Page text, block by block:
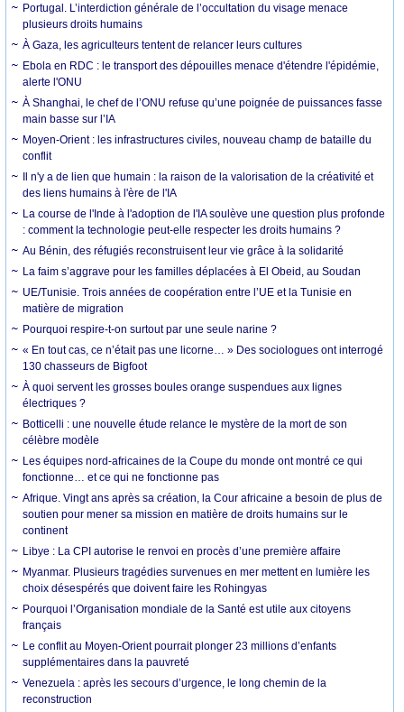
Portugal. L’interdiction générale de l’occultation du visage menace
plusieurs droits humains
À Gaza, les agriculteurs tentent de relancer leurs cultures
Ebola en RDC : le transport des dépouilles menace d'étendre l'épidémie,
alerte l'ONU
À Shanghai, le chef de l’ONU refuse qu’une poignée de puissances fasse
main basse sur l’IA
Moyen-Orient : les infrastructures civiles, nouveau champ de bataille du
conflit
Il n'y a de lien que humain : la raison de la valorisation de la créativité et
des liens humains à l'ère de l'IA
La course de l'Inde à l'adoption de l'IA soulève une question plus profonde
: comment la technologie peut-elle respecter les droits humains ?
Au Bénin, des réfugiés reconstruisent leur vie grâce à la solidarité
La faim s’aggrave pour les familles déplacées à El Obeid, au Soudan
UE/Tunisie. Trois années de coopération entre l’UE et la Tunisie en
matière de migration
Pourquoi respire-t-on surtout par une seule narine ?
« En tout cas, ce n’était pas une licorne… » Des sociologues ont interrogé
130 chasseurs de Bigfoot
À quoi servent les grosses boules orange suspendues aux lignes
électriques ?
Botticelli : une nouvelle étude relance le mystère de la mort de son
célèbre modèle
Les équipes nord-africaines de la Coupe du monde ont montré ce qui
fonctionne… et ce qui ne fonctionne pas
Afrique. Vingt ans après sa création, la Cour africaine a besoin de plus de
soutien pour mener sa mission en matière de droits humains sur le
continent
Libye : La CPI autorise le renvoi en procès d’une première affaire
Myanmar. Plusieurs tragédies survenues en mer mettent en lumière les
choix désespérés que doivent faire les Rohingyas
Pourquoi l’Organisation mondiale de la Santé est utile aux citoyens
français
Le conflit au Moyen-Orient pourrait plonger 23 millions d’enfants
supplémentaires dans la pauvreté
Venezuela : après les secours d’urgence, le long chemin de la
reconstruction